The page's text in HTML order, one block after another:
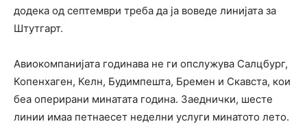
додека од септември треба да ја воведе линијата за
Штутгарт.
Авиокомпанијата годинава не ги опслужува Салцбург,
Копенхаген, Келн, Будимпешта, Бремен и Скавста, кои
беа оперирани минатата година. Заеднички, шесте
линии имаа петнаесет неделни услуги минатото лето.